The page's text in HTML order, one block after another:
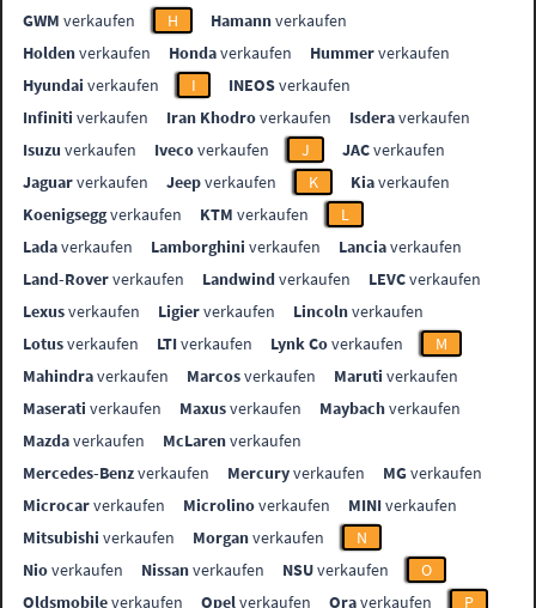
GWM verkaufen H Hamannverkaufen
Holdenverkaufen Hondaverkaufen Hummerverkaufen
Hyundai verkaufen I INEOSverkaufen
Infiniti verkaufen Iran Khodroverkaufen Isderaverkaufen
Isuzu verkaufen Ivecoverkaufen J JACverkaufen
Jaguarverkaufen Jeepverkaufen K Kiaverkaufen
Koenigseggverkaufen KTM verkaufen
L
Ladaverkaufen Lamborghini verkaufen Lanciaverkaufen
Land-Roververkaufen Landwindverkaufen LEVCverkaufen
Lexusverkaufen Ligierverkaufen Lincolnverkaufen
Lotusverkaufen LTIverkaufen Lynk Coverkaufen
M
Mahindraverkaufen Marcosverkaufen Maruti verkaufen
Maserati verkaufen Maxusverkaufen Maybachverkaufen
Mazdaverkaufen McLarenverkaufen
Mercedes-Benzverkaufen Mercuryverkaufen MGverkaufen
Microcarverkaufen Microlinoverkaufen MINIverkaufen
Mitsubishi verkaufen Morganverkaufen
N
Nioverkaufen Nissanverkaufen NSUverkaufen
O
Oldsmobileverkaufen Opelverkaufen Oraverkaufen
P